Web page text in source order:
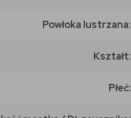
Powłoka lustrzana:
Kształt:
Płeć: